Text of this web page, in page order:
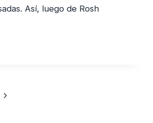
Así, luego de Rosh
Siguiente